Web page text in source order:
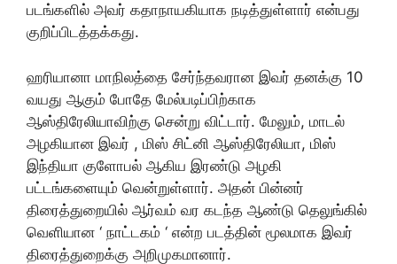
படங்களில் அவர் கதாநாயகியாக நடித்துள்ளார் என்பது
குறிப்பிடத்தக்கது.
ஹரியானா மாநிலத்தை சேர்ந்தவரான இவர் தனக்கு 10
வயது ஆகும் போதே மேல்படிப்பிற்காக
ஆஸ்திரேலியாவிற்கு சென்று விட்டார். மேலும், மாடல்
அழகியான இவர் , மிஸ் சிட்னி ஆஸ்திரேலியா, மிஸ்
இந்தியா குளோபல் ஆகிய இரண்டு அழகி
பட்டங்களையும் வென்றுள்ளார். அதன் பின்னர்
திரைத்துறையில் ஆர்வம் வர கடந்த ஆண்டு தெலுங்கில்
வெளியான ‘ நாட்டகம் ‘ என்ற படத்தின் மூலமாக இவர்
திரைத்துறைக்கு அறிமுகமானார்.